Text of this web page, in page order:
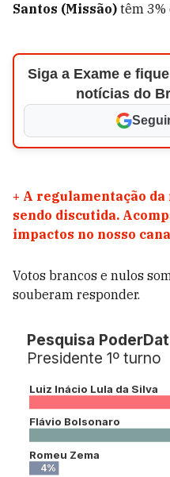
Santos (Missão) têm 3%
Siga a Exame e
notícias do
+ A regulamentação
sendo discutida.
impactos no nosso
Votos brancos e nulos
souberam responder.